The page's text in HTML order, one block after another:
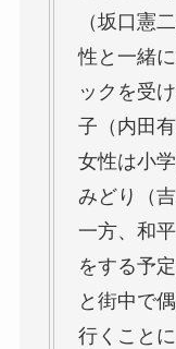
（坂口憲
性と一緒
ックを受
子（内田
女性は小
みどり（
一方、和
をする予
と街中で
行くこと